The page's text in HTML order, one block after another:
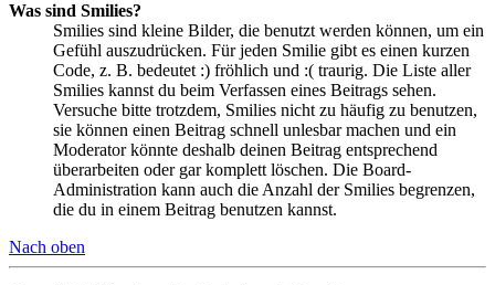
Was sind Smilies?
Smilies sind kleine Bilder, die benutzt werden können, um ein
Gefühl auszudrücken. Für jeden Smilie gibt es einen kurzen
Code, z. B. bedeutet :) fröhlich und :( traurig. Die Liste aller
Smilies kannst du beim Verfassen eines Beitrags sehen.
Versuche bitte trotzdem, Smilies nicht zu häufig zu benutzen,
sie können einen Beitrag schnell unlesbar machen und ein
Moderator könnte deshalb deinen Beitrag entsprechend
überarbeiten oder gar komplett löschen. Die Board-
Administration kann auch die Anzahl der Smilies begrenzen,
die du in einem Beitrag benutzen kannst.
Nach oben